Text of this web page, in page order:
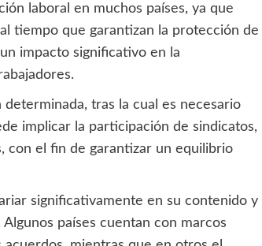
laboral en muchos países, ya que
tiempo que garantizan la protección de
impacto significativo en la
tras la cual es necesario
implicar la participación de sindicatos,
con el fin de garantizar un equilibrio
significativamente en su contenido y
países cuentan con marcos